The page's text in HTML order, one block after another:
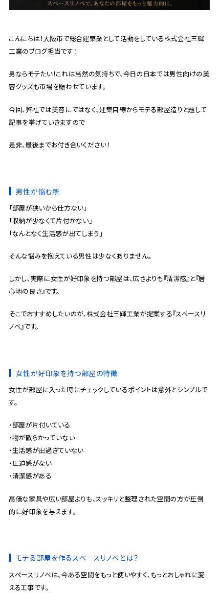
こんにちは！大阪市で総合建築業として活動をしている株式会社三輝
工業のブログ担当です！
男ならモテたい！これは当然の気持ちで、今日の日本では男性向けの美
容グッズも市場を賑わせています。
今回、弊社では美容にではなく、建築目線からモテる部屋造りと題して
記事を挙げていきますので
是非、最後までお付き合いください！
男性が悩む所
「部屋が狭いから仕方ない」
「収納が少なくて片付かない」
「なんとなく生活感が出てしまう」
そんな悩みを抱えている男性は少なくありません。
しかし、実際に女性が好印象を持つ部屋は、広さよりも『清潔感』と『居
心地の良さ』です。
そこでおすすめしたいのが、株式会社三輝工業が提案する『スペースリ
ノベ』です。
女性が好印象を持つ部屋の特徴
女性が部屋に入った時にチェックしているポイントは意外とシンプルで
す。
・部屋が片付いている
・物が散らかっていない
・生活感が出過ぎていない
・圧迫感がない
・清潔感がある
高価な家具や広い部屋よりも、スッキリと整理された空間の方が圧倒
的に好印象を与えます。
モテる部屋を作るスペースリノベとは？
スペースリノベは、今ある空間をもっと使いやすく、もっとおしゃれに変
える工事です。